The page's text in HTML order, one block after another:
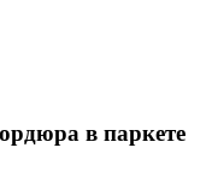
в паркете